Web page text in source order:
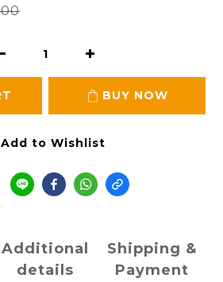
BUY NOW
Add to Wishlist
Additional
details
Shipping &
Payment